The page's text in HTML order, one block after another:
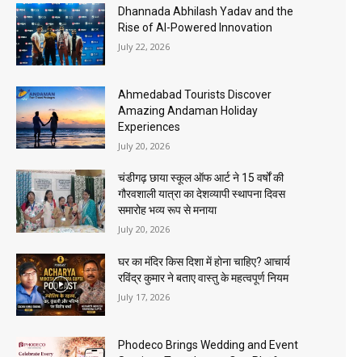
Dhannada Abhilash Yadav and the
Rise of AI-Powered Innovation
July 22, 2026
Ahmedabad Tourists Discover
Amazing Andaman Holiday
Experiences
July 20, 2026
चंडीगढ़ छाया स्कूल ऑफ आर्ट ने 15 वर्षों की
गौरवशाली यात्रा का देशव्यापी स्थापना दिवस
समारोह भव्य रूप से मनाया
July 20, 2026
घर का मंदिर किस दिशा में होना चाहिए? आचार्य
रविंद्र कुमार ने बताए वास्तु के महत्वपूर्ण नियम
July 17, 2026
Phodeco Brings Wedding and Event